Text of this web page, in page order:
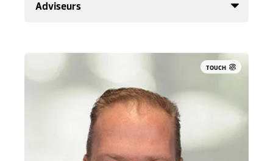
TOUCH